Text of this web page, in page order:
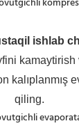
ishlab
kamaytirish
kalıplanmış
qiling.